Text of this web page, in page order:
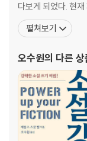
다보게 되었다. 현재 파주출판도시에서 동료 번역가들과 ‘번역인’이
라는 공동체를 꾸려
사, 예술 등 다양한
『현대 과학·종교 논쟁
펼쳐보기
오수원의 다른 상